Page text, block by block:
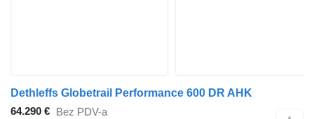
Dethleffs Globetrail Performance 600 DR AHK
64.290 € Bez PDV-a